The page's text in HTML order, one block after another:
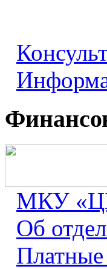
МКУ
Об
Платные